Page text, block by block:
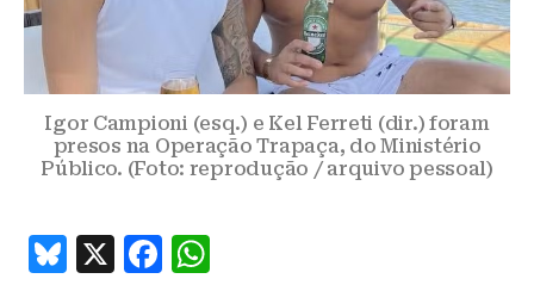
Igor Campioni (esq.) e Kel Ferreti (dir.) foram
presos na Operação Trapaça, do Ministério
Público. (Foto: reprodução / arquivo pessoal)
B
X
F